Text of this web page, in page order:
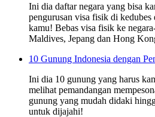
Ini dia daftar negara yang bisa
pengurusan visa fisik di kedubes
kamu! Bebas visa fisik ke
Maldives, Jepang dan Hong
10 Gunung Indonesia dengan
Ini dia 10 gunung yang harus
melihat pemandangan
gunung yang mudah didaki
untuk dijajahi!